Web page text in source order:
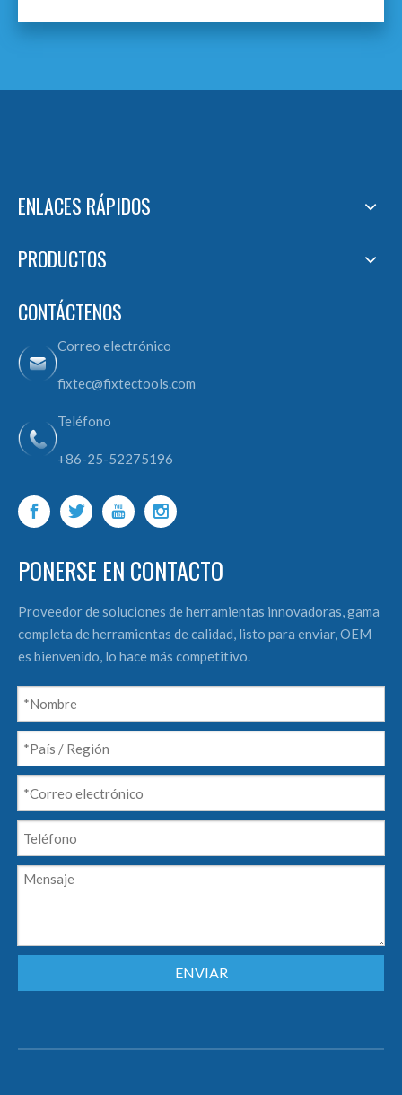
ENLACES RÁPIDOS
PRODUCTOS
CONTÁCTENOS
Correo electrónico
fixtec@fixtectools.com
Teléfono
+86-25-52275196
PONERSE EN CONTACTO
Proveedor de soluciones de herramientas innovadoras, gama
completa de herramientas de calidad, listo para enviar, OEM
es bienvenido, lo hace más competitivo.
ENVIAR